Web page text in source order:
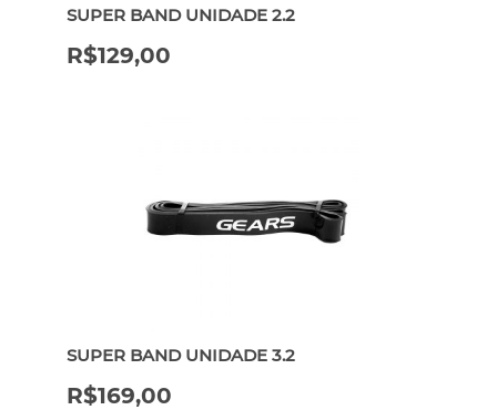
SUPER BAND UNIDADE 2.2
R$129,00
SUPER BAND UNIDADE 3.2
R$169,00